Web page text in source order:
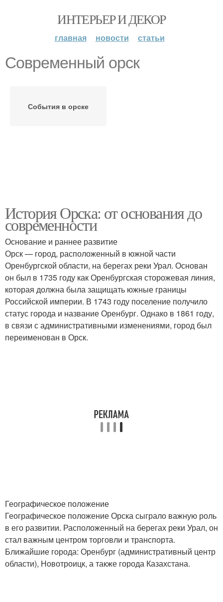
ИНТЕРЬЕР И ДЕКОР
главная новости статьи
Современный орск
События в орске
История Орска: от основания до
современности
Основание и раннее развитие
Орск — город, расположенный в южной части
Оренбургской области, на берегах реки Урал. Основан
он был в 1735 году как Оренбургская сторожевая линия,
которая должна была защищать южные границы
Российской империи. В 1743 году поселение получило
статус города и название Оренбург. Однако в 1861 году,
в связи с административными изменениями, город был
переименован в Орск.
Географическое положение
Географическое положение Орска сыграло важную роль
в его развитии. Расположенный на берегах реки Урал, он
стал важным центром торговли и транспорта.
Ближайшие города: Оренбург (административный центр
области), Новотроицк, а также города Казахстана.